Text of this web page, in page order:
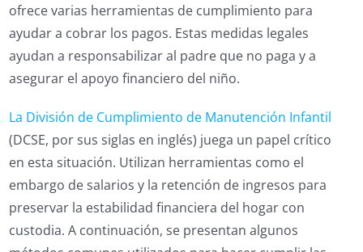
ofrece varias herramientas de cumplimiento para
ayudar a cobrar los pagos. Estas medidas legales
ayudan a responsabilizar al padre que no paga y a
asegurar el apoyo financiero del niño.
La División de Cumplimiento de Manutención Infantil
(DCSE, por sus siglas en inglés) juega un papel crítico
en esta situación. Utilizan herramientas como el
embargo de salarios y la retención de ingresos para
preservar la estabilidad financiera del hogar con
custodia. A continuación, se presentan algunos